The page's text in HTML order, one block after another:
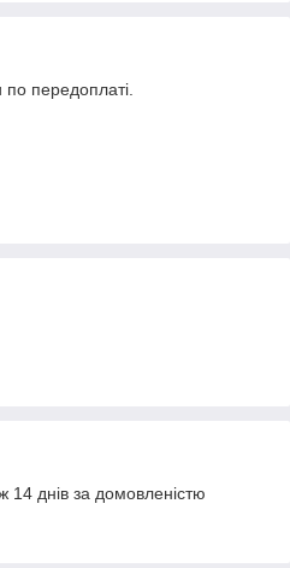
по передоплаті.
днів за домовленістю